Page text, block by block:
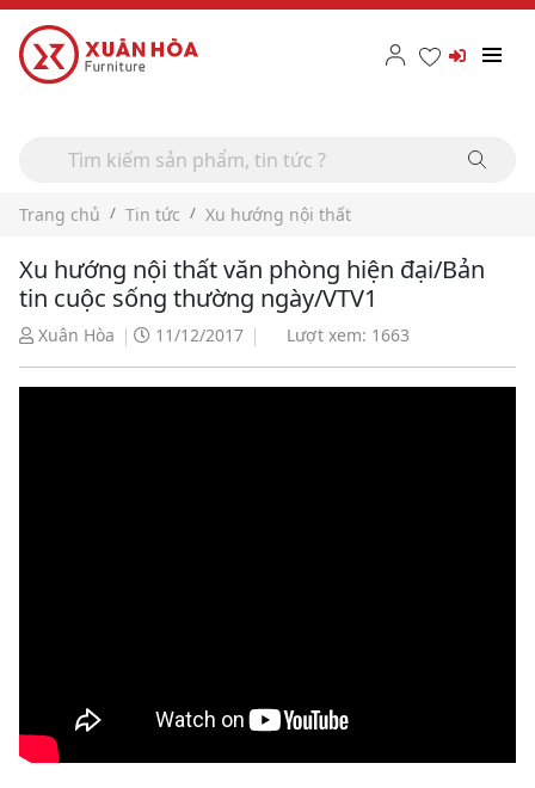
Trang chủ Tin tức Xu hướng nội thất
Xu hướng nội thất văn phòng hiện đại/Bản
tin cuộc sống thường ngày/VTV1
Xuân Hòa 11/12/2017 Lượt xem: 1663